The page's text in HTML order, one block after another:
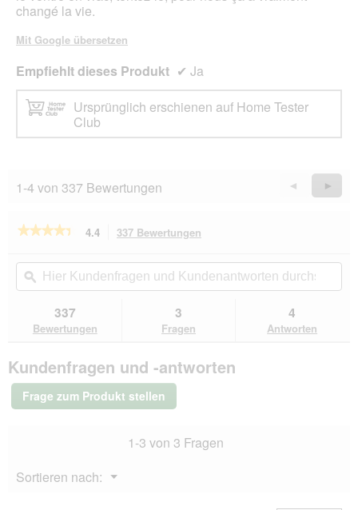
changé la vie.
Mit Google übersetzen
Empfiehlt dieses Produkt ✔ Ja
Ursprünglich erschienen auf Home Tester
Club
1-4 von 337 Bewertungen
Zurück
Reviews
◄
Weiter
►
★★★★★
★★★★★
5
lesen
Hill's
Gastrointestinal
mit
Huhn
4.4 337 Bewertungen
Aktion
navigierst
du
Bewertungen.
Hier
Kundenfragen
und
Kundenantworten
durchsuchen
ϙ
337
Bewertungen
3
Fragen
4
Antworten
Kundenfragen und -antworten
Frage zum Produkt stellen
1-3 von 3 Fragen
Sortieren nach:
▼
Menü